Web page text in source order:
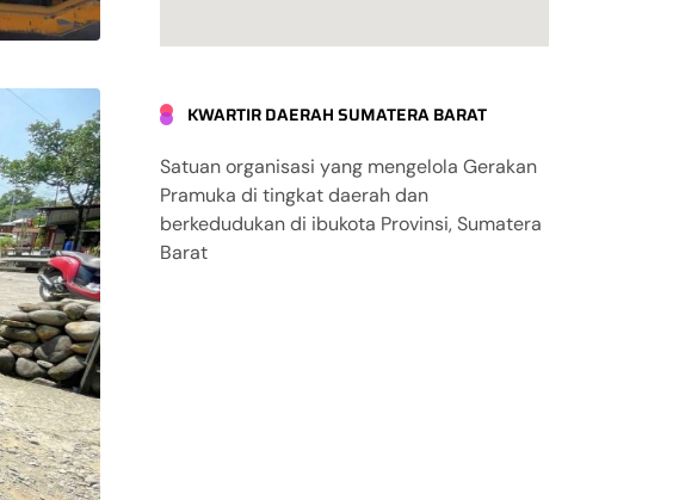
KWARTIR DAERAH SUMATERA BARAT
Satuan organisasi yang mengelola Gerakan
Pramuka di tingkat daerah dan
berkedudukan di ibukota Provinsi, Sumatera
Barat